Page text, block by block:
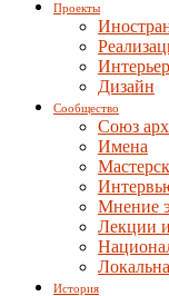
Проекты
Дизайн
Сообщество
Союз
Имена
Мнение
Лекции
История